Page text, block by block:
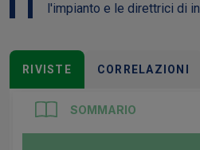
l'impianto e le direttrici di
RIVISTE CORRELAZIONI
SOMMARIO